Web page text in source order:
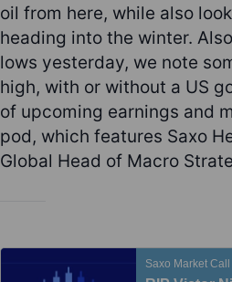
oil from here, while also
heading into the winter.
lows yesterday, we note
high, with or without a US
of upcoming earnings and
pod, which features Saxo
Global Head of Macro